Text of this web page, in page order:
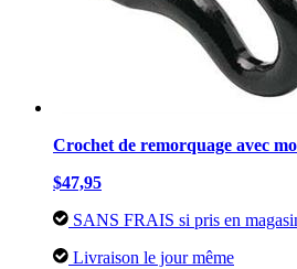
Crochet de remorquage avec
$47,95
SANS FRAIS si pris en
Livraison le jour même